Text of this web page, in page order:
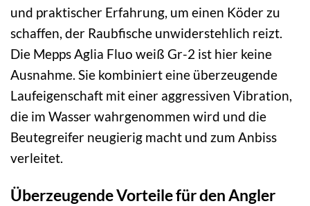
und praktischer Erfahrung, um einen Köder zu
schaffen, der Raubfische unwiderstehlich reizt.
Die Mepps Aglia Fluo weiß Gr-2 ist hier keine
Ausnahme. Sie kombiniert eine überzeugende
Laufeigenschaft mit einer aggressiven Vibration,
die im Wasser wahrgenommen wird und die
Beutegreifer neugierig macht und zum Anbiss
verleitet.
Überzeugende Vorteile für den Angler